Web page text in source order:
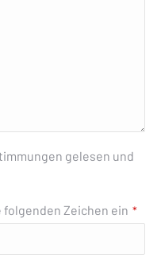
gelesen und
folgenden Zeichen ein *